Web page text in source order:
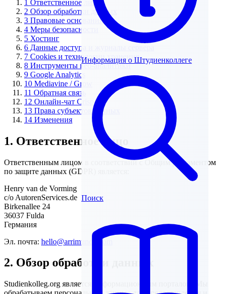
Информация о Штудиенколлеге
Поиск
1 Ответственное лицо
2 Обзор обработки данных
3 Правовые основания
4 Меры безопасности
5 Хостинг
6 Данные доступа и журналы сервера
7 Cookies и технологии хранения
8 Инструменты веб-аналитики
9 Google Analytics
10 Mediavine / Grow
11 Обратная связь
12 Онлайн-чат Crisp
13 Права субъектов данных
14 Изменения
1. Ответственное лицо
Ответственным лицом в соответствии с Общим регламентом
по защите данных (GDPR) является:
Henry van de Vorming
c/o AutorenServices.de
Birkenallee 24
36037 Fulda
Германия
Эл. почта: hello@arrimundo.com
2. Обзор обработки данных
Studienkolleg.org является информационным порталом. Мы